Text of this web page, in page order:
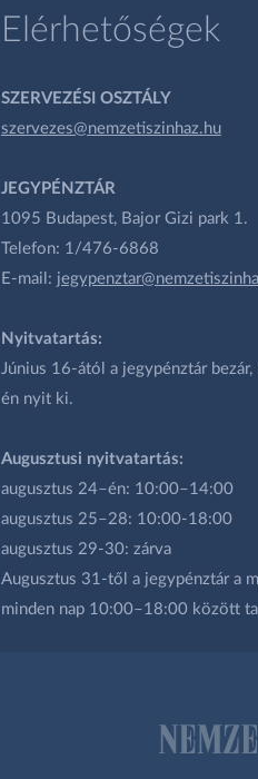
Elérhetőségek
SZERVEZÉSI OSZTÁLY
szervezes@nemzetiszinhaz.hu
JEGYPÉNZTÁR
1095 Budapest, Bajor Gizi park 1.
Telefon: 1/476-6868
E-mail:
Nyitvatartás:
Június 16-ától a jegypénztár
én nyit ki.
Augusztusi nyitvatartás:
augusztus 24–én: 10:00–14:00
augusztus 25–28: 10:00-18:00
augusztus 29-30: zárva
Augusztus 31-től a jegypénztár a
minden nap 10:00–18:00 között